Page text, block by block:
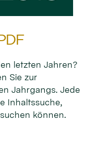
letzten Jahren?
Sie zur
Jahrgangs. Jede
Inhaltssuche,
können.